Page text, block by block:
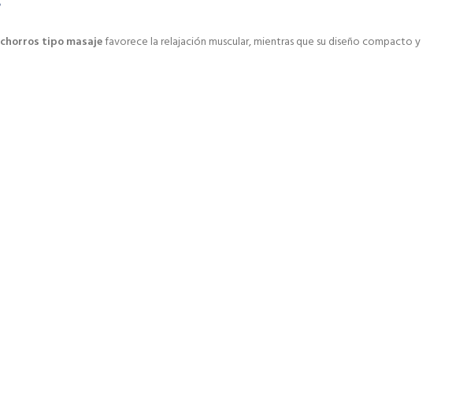
chorros tipo masajefavorece la relajación muscular, mientras que su diseño compacto y